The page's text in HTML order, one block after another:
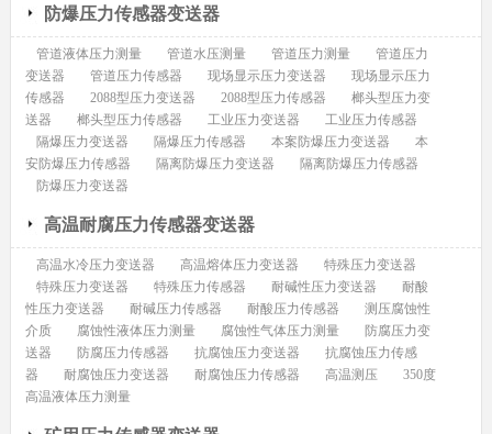
防爆压力传感器变送器
管道液体压力测量 管道水压测量 管道压力测量
管道压力
变送器
管道压力传感器 现场显示压力变送器
现场显示压力
传感器
2088型压力变送器 2088型压力传感器
榔头型压力变
送器
榔头型压力传感器 工业压力变送器
工业压力传感器
隔爆压力变送器
隔爆压力传感器 本案防爆压力变送器
本
安防爆压力传感器
隔离防爆压力变送器
隔离防爆压力传感器
防爆压力变送器
高温耐腐压力传感器变送器
高温水冷压力变送器 高温熔体压力变送器
特殊压力变送器
特殊压力变送器
特殊压力传感器 耐碱性压力变送器
耐酸
性压力变送器
耐碱压力传感器 耐酸压力传感器
测压腐蚀性
介质
腐蚀性液体压力测量 腐蚀性气体压力测量
防腐压力变
送器
防腐压力传感器 抗腐蚀压力变送器
抗腐蚀压力传感
器
耐腐蚀压力变送器 耐腐蚀压力传感器 高温测压
350度
高温液体压力测量